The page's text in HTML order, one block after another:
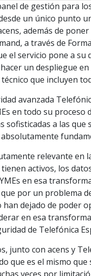
de gestión para
un único punto
además de
a través de
el servicio pone a su
un despliegue
que incluyen
avanzada
en todo su
sofisticadas a las
relevante en
activos, los
en esa
por un problema
dejado de poder
en esa
de Telefónica
junto con acens y
que es el mismo